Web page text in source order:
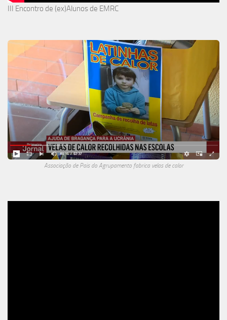
III Encontro de (ex)Alunos de EMRC
Associação de Pais do Agrupamento fabrica velas de calor